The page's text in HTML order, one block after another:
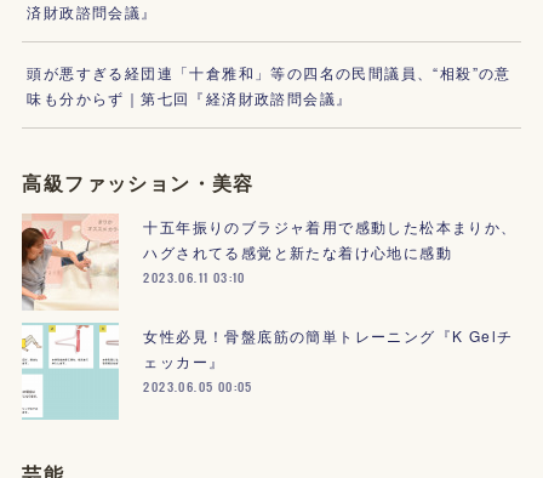
済財政諮問会議』
頭が悪すぎる経団連「十倉雅和」等の四名の民間議員、“相殺”の意
味も分からず｜第七回『経済財政諮問会議』
高級ファッション・美容
十五年振りのブラジャ着用で感動した松本まりか、
ハグされてる感覚と新たな着け心地に感動
2023.06.11 03:10
女性必見！骨盤底筋の簡単トレーニング『K Gelチ
ェッカー』
2023.06.05 00:05